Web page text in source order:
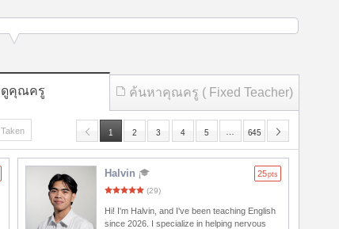
ดูคุณครู ค้นหาคุณครู ( Fixed Teacher)
Taken 1 2 3 4 5 645
Halvin 25pts
(29)
Hi! I'm Halvin, and I've been teaching English
since 2026. I specialize in helping nervous